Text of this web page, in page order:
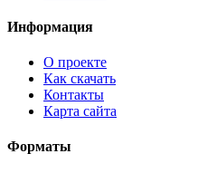
Информация
О проекте
Как скачать
Контакты
Карта сайта
Форматы